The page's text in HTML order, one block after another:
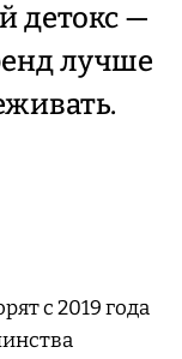
детокс —
лучше
с 2019 года